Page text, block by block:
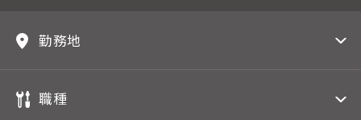
勤務地
職種